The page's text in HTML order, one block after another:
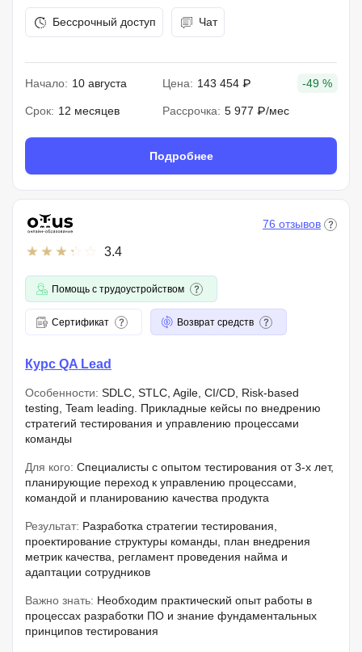
Бессрочный доступ Чат
Начало: 10 августа Цена: 143 454 ₽ -49 %
Срок: 12 месяцев Рассрочка: 5 977 ₽/мес
Подробнее
3.4
76 отзывов
Помощь с трудоустройством
Сертификат Возврат средств
Курс QA Lead
Особенности: SDLC, STLC, Agile, CI/CD, Risk-based
testing, Team leading. Прикладные кейсы по внедрению
стратегий тестирования и управлению процессами
команды
Для кого: Специалисты с опытом тестирования от 3-х лет,
планирующие переход к управлению процессами,
командой и планированию качества продукта
Результат: Разработка стратегии тестирования,
проектирование структуры команды, план внедрения
метрик качества, регламент проведения найма и
адаптации сотрудников
Важно знать: Необходим практический опыт работы в
процессах разработки ПО и знание фундаментальных
принципов тестирования